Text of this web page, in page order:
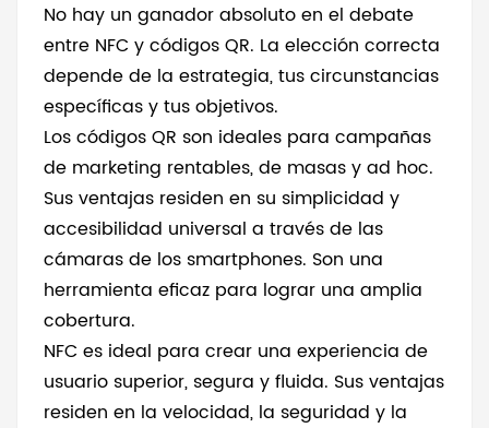
No hay un ganador absoluto en el debate
entre NFC y códigos QR. La elección correcta
depende de la estrategia, tus circunstancias
específicas y tus objetivos.
Los códigos QR son ideales para campañas
de marketing rentables, de masas y ad hoc.
Sus ventajas residen en su simplicidad y
accesibilidad universal a través de las
cámaras de los smartphones. Son una
herramienta eficaz para lograr una amplia
cobertura.
NFC es ideal para crear una experiencia de
usuario superior, segura y fluida. Sus ventajas
residen en la velocidad, la seguridad y la